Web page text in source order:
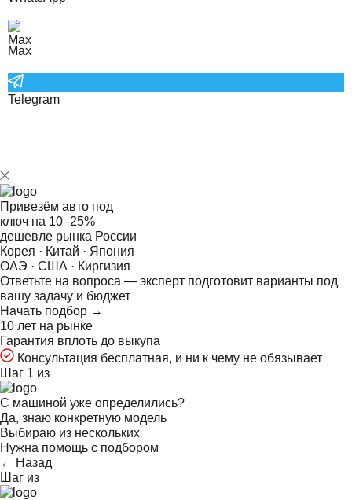
Max
Telegram
Привезём авто под
ключ на 10–25%
дешевле рынка России
Корея · Китай · Япония
ОАЭ · США · Киргизия
Ответьте на вопроса — эксперт подготовит варианты под
вашу задачу и бюджет
Начать подбор →
10 лет на рынке
Гарантия вплоть до выкупа
Консультация бесплатная, и ни к чему не обязывает
Шаг 1 из
С машиной уже определились?
Да, знаю конкретную модель
Выбираю из нескольких
Нужна помощь с подбором
← Назад
Шаг из